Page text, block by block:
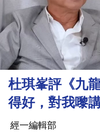
投
資
樓
理
財
商
杜琪峯評《九
得好，對我嚟
經一編輯部